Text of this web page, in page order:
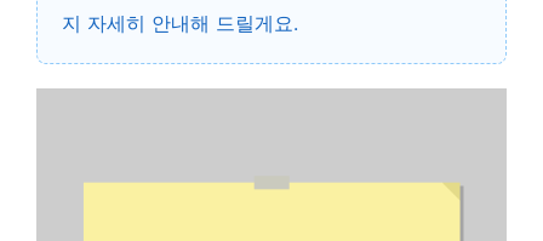
지 자세히 안내해 드릴게요.